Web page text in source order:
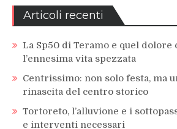
Articoli recenti
La Sp50 di Teramo e quel dolore
l’ennesima vita spezzata
Centrissimo: non solo festa, ma
rinascita del centro storico
Tortoreto, l’alluvione e i
e interventi necessari